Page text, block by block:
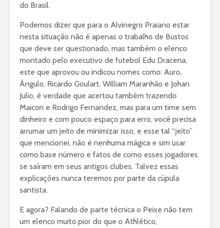
do Brasil.
Podemos dizer que para o Alvinegro Praiano estar
nesta situação não é apenas o trabalho de Bustos
que deve ser questionado, mas também o elenco
montado pelo executivo de futebol Edu Dracena,
este que aprovou ou indicou nomes como: Auro,
Ângulo, Ricardo Goulart, William Maranhão e Johan
Julio, é verdade que acertou também trazendo
Maicon e Rodrigo Fernandez, mas para um time sem
dinheiro e com pouco espaço para erro, você precisa
arrumar um jeito de minimizar isso, e esse tal “jeito”
que mencionei, não é nenhuma mágica e sim usar
como base número e fatos de como esses jogadores
se saíram em seus antigos clubes. Talvez essas
explicações nunca teremos por parte da cúpula
santista.
E agora? Falando de parte técnica o Peixe não tem
um elenco muito pior do que o Athlético,